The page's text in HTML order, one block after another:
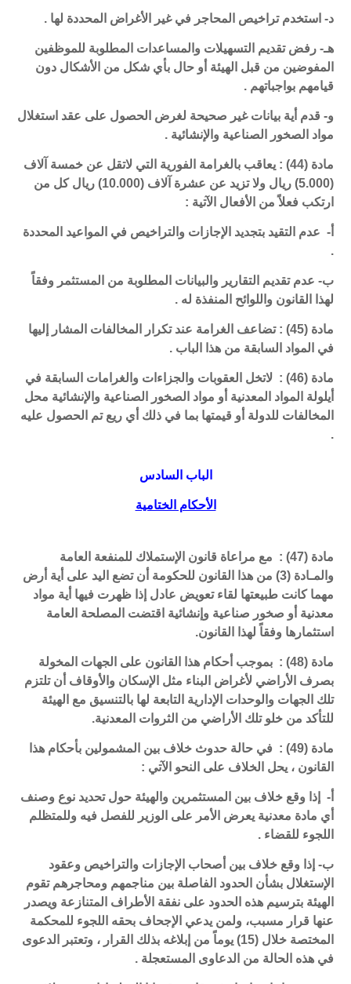
د- استخدم تراخيص المحاجر في غير الأغراض المحددة لها .
هـ- رفض تقديم التسهيلات والمساعدات المطلوبة للموظفين
المفوضين من قبل الهيئة أو حال بأي شكل من الأشكال دون
قيامهم بواجباتهم .
و- قدم أية بيانات غير صحيحة لغرض الحصول على عقد استغلال
مواد الصخور الصناعية والإنشائية .
مادة (44) : يعاقب بالغرامة الفورية التي لاتقل عن خمسة آلاف
(5.000) ريال ولا تزيد عن عشرة آلاف (10.000) ريال كل من
ارتكب فعلاً من الأفعال الآتية :
أ- عدم التقيد بتجديد الإجازات والتراخيص في المواعيد المحددة
.
ب- عدم تقديم التقارير والبيانات المطلوبة من المستثمر وفقاً
لهذا القانون واللوائح المنفذة له .
مادة (45) : تضاعف الغرامة عند تكرار المخالفات المشار إليها
في المواد السابقة من هذا الباب .
مادة (46) : لاتخل العقوبات والجزاءات والغرامات السابقة في
أيلولة المواد المعدنية أو مواد الصخور الصناعية والإنشائية محل
المخالفات للدولة أو قيمتها بما في ذلك أي ريع تم الحصول عليه
.
الباب السادس
الأحكام الختامية
مادة (47) : مع مراعاة قانون الإستملاك للمنفعة العامة
والمـادة (3) من هذا القانون للحكومة أن تضع اليد على أية أرض
مهما كانت طبيعتها لقاء تعويض عادل إذا ظهرت فيها أية مواد
معدنية أو صخور صناعية وإنشائية اقتضت المصلحة العامة
استثمارها وفقاً لهذا القانون.
مادة (48) : بموجب أحكام هذا القانون على الجهات المخولة
بصرف الأراضي لأغراض البناء مثل الإسكان والأوقاف أن تلتزم
تلك الجهات والوحدات الإدارية التابعة لها بالتنسيق مع الهيئة
للتأكد من خلو تلك الأراضي من الثروات المعدنية.
مادة (49) : في حالة حدوث خلاف بين المشمولين بأحكام هذا
القانون ، يحل الخلاف على النحو الآتي :
أ- إذا وقع خلاف بين المستثمرين والهيئة حول تحديد نوع وصنف
أي مادة معدنية يعرض الأمر على الوزير للفصل فيه وللمتظلم
اللجوء للقضاء .
ب- إذا وقع خلاف بين أصحاب الإجازات والتراخيص وعقود
الإستغلال بشأن الحدود الفاصلة بين مناجمهم ومحاجرهم تقوم
الهيئة بترسيم هذه الحدود على نفقة الأطراف المتنازعة ويصدر
عنها قرار مسبب، ولمن يدعي الإجحاف بحقه اللجوء للمحكمة
المختصة خلال (15) يوماً من إبلاغه بذلك القرار ، وتعتبر الدعوى
في هذه الحالة من الدعاوى المستعجلة .